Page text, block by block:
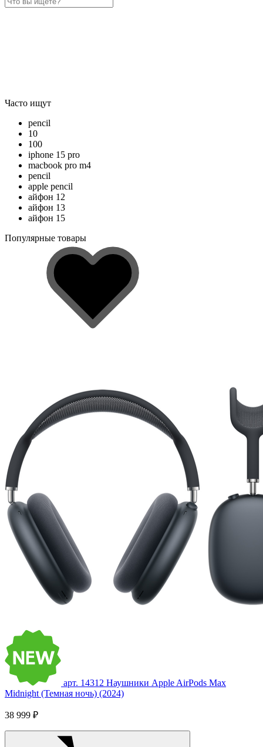
Часто ищут
pencil
10
100
iphone 15 pro
macbook pro m4
pencil
apple pencil
айфон 12
айфон 13
айфон 15
Популярные товары
арт. 14312 Наушники Apple AirPods Max
Midnight (Темная ночь) (2024)
38 999 ₽